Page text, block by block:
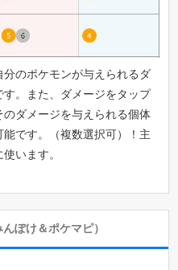
のポケモンが与えられるダ
す。また、ダメージをタップ
ダメージを与えられる個体
です。（複数選択可）！主
います。
ぽけ＆ポケマピ）